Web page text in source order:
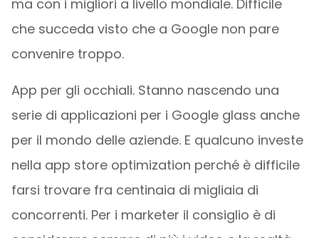
ma con i migliori a livello mondiale. Difficile
che succeda visto che a Google non pare
convenire troppo.
App per gli occhiali. Stanno nascendo una
serie di applicazioni per i Google glass anche
per il mondo delle aziende. E qualcuno investe
nella app store optimization perché è difficile
farsi trovare fra centinaia di migliaia di
concorrenti. Per i marketer il consiglio è di